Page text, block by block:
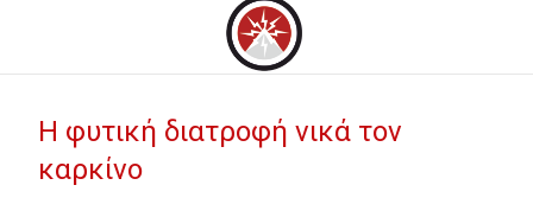
Η φυτική διατροφή νικά τον
καρκίνο